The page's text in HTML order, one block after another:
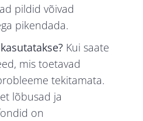
pildid võivad
pikendada.
Kui saate
mis toetavad
tekitamata.
lõbusad ja
on